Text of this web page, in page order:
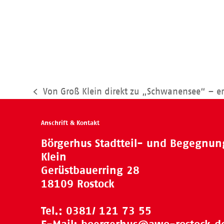
vorheriger
Von Groß Klein direkt zu „Schwanensee“ –
Anschrift & Kontakt
Börgerhus Stadtteil- und
Klein
Gerüstbauerring 28
18109 Rostock
Tel.: 0381/ 121 73 55